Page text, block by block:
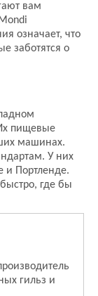
вам
означает, что
заботятся о
пищевые
машинах.
У них
и Портленде.
где бы
гильз и